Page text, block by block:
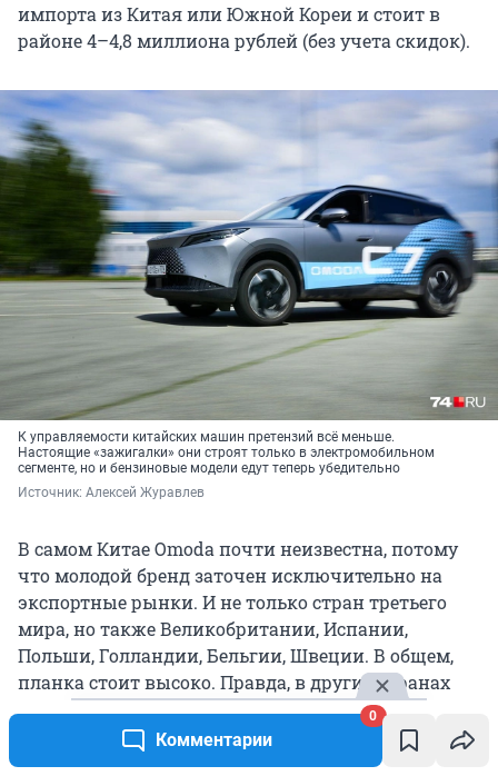
Комментарии
0
импорта из Китая или Южной Кореи и стоит в
районе 4–4,8 миллиона рублей (без учета скидок).
К управляемости китайских машин претензий всё меньше.
Настоящие «зажигалки» они строят только в электромобильном
сегменте, но и бензиновые модели едут теперь убедительно
Источник: Алексей Журавлев
В самом Китае Omoda почти неизвестна, потому
что молодой бренд заточен исключительно на
экспортные рынки. И не только стран третьего
мира, но также Великобритании, Испании,
Польши, Голландии, Бельгии, Швеции. В общем,
планка стоит высоко. Правда, в других странах
Omoda пользуется преимуществами низкой цены,
в Казахстане стоит от 15,5 миллиона
тенге (от 2,3 миллиона рублей), но у насвечно